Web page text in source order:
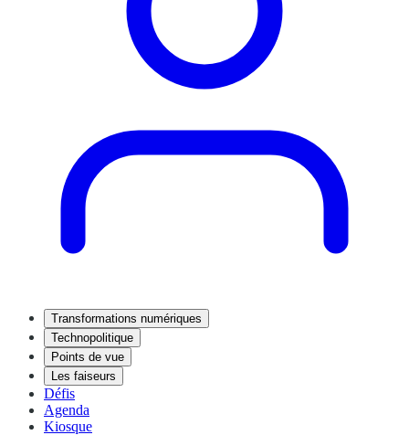
Transformations numériques
Technopolitique
Points de vue
Les faiseurs
Défis
Agenda
Kiosque